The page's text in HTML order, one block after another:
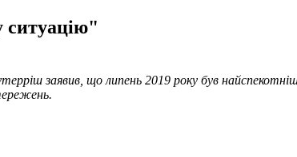
ситуацію"
заявив, що липень 2019 року був